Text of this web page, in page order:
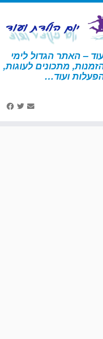
– האתר הגדול לימי
מתכונים לעוגות,
ועוד… 35
2